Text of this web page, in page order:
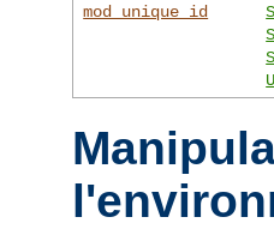
mod_unique_id